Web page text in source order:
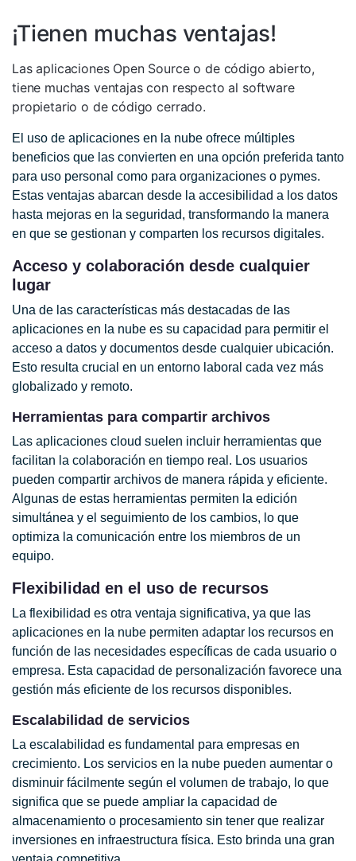
¡Tienen muchas ventajas!
Las aplicaciones Open Source o de código abierto,
tiene muchas ventajas con respecto al software
propietario o de código cerrado.
El uso de aplicaciones en la nube ofrece múltiples
beneficios que las convierten en una opción preferida tanto
para uso personal como para organizaciones o pymes.
Estas ventajas abarcan desde la accesibilidad a los datos
hasta mejoras en la seguridad, transformando la manera
en que se gestionan y comparten los recursos digitales.
Acceso y colaboración desde cualquier
lugar
Una de las características más destacadas de las
aplicaciones en la nube es su capacidad para permitir el
acceso a datos y documentos desde cualquier ubicación.
Esto resulta crucial en un entorno laboral cada vez más
globalizado y remoto.
Herramientas para compartir archivos
Las aplicaciones cloud suelen incluir herramientas que
facilitan la colaboración en tiempo real. Los usuarios
pueden compartir archivos de manera rápida y eficiente.
Algunas de estas herramientas permiten la edición
simultánea y el seguimiento de los cambios, lo que
optimiza la comunicación entre los miembros de un
equipo.
Flexibilidad en el uso de recursos
La flexibilidad es otra ventaja significativa, ya que las
aplicaciones en la nube permiten adaptar los recursos en
función de las necesidades específicas de cada usuario o
empresa. Esta capacidad de personalización favorece una
gestión más eficiente de los recursos disponibles.
Escalabilidad de servicios
La escalabilidad es fundamental para empresas en
crecimiento. Los servicios en la nube pueden aumentar o
disminuir fácilmente según el volumen de trabajo, lo que
significa que se puede ampliar la capacidad de
almacenamiento o procesamiento sin tener que realizar
inversiones en infraestructura física. Esto brinda una gran